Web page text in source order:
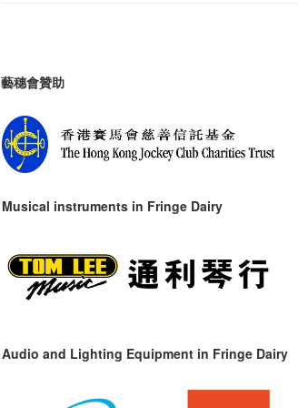
藝穗會贊助
Musical instruments in Fringe Dairy
Audio and Lighting Equipment in Fringe Dairy